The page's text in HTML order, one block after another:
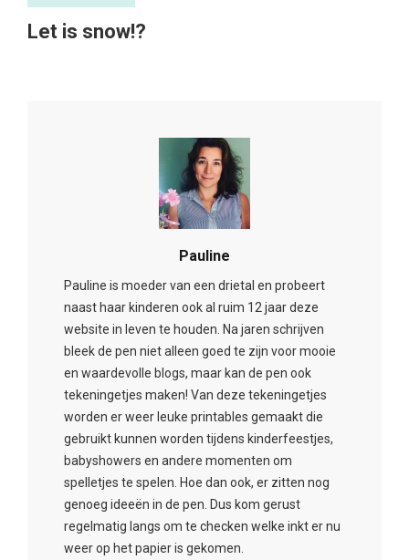
Let is snow!?
Pauline
Pauline is moeder van een drietal en probeert
naast haar kinderen ook al ruim 12 jaar deze
website in leven te houden. Na jaren schrijven
bleek de pen niet alleen goed te zijn voor mooie
en waardevolle blogs, maar kan de pen ook
tekeningetjes maken! Van deze tekeningetjes
worden er weer leuke printables gemaakt die
gebruikt kunnen worden tijdens kinderfeestjes,
babyshowers en andere momenten om
spelletjes te spelen. Hoe dan ook, er zitten nog
genoeg ideeën in de pen. Dus kom gerust
regelmatig langs om te checken welke inkt er nu
weer op het papier is gekomen.